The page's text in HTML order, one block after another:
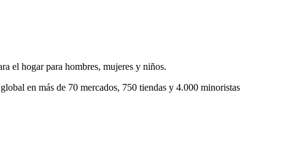
el hogar para hombres, mujeres y niños.
en más de 70 mercados, 750 tiendas y 4.000 minoristas